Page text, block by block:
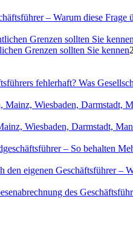
– Warum diese Frage
Grenzen sollten Sie kennen
Grenzen sollten Sie kennen
fehlerhaft? Was
Wiesbaden, Darmstadt,
– So behalten
den eigenen Geschäftsführer –
des